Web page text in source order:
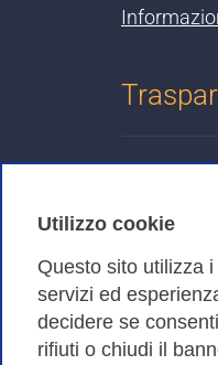
Utilizzo cookie
Questo sito utilizza
servizi ed
decidere se
rifiuti o chiudi il
Cookies
Bandi di